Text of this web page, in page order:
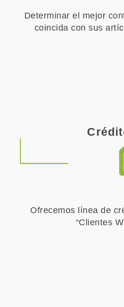
Determinar el mejor
coincida con sus
Ofrecemos línea de
“Clientes